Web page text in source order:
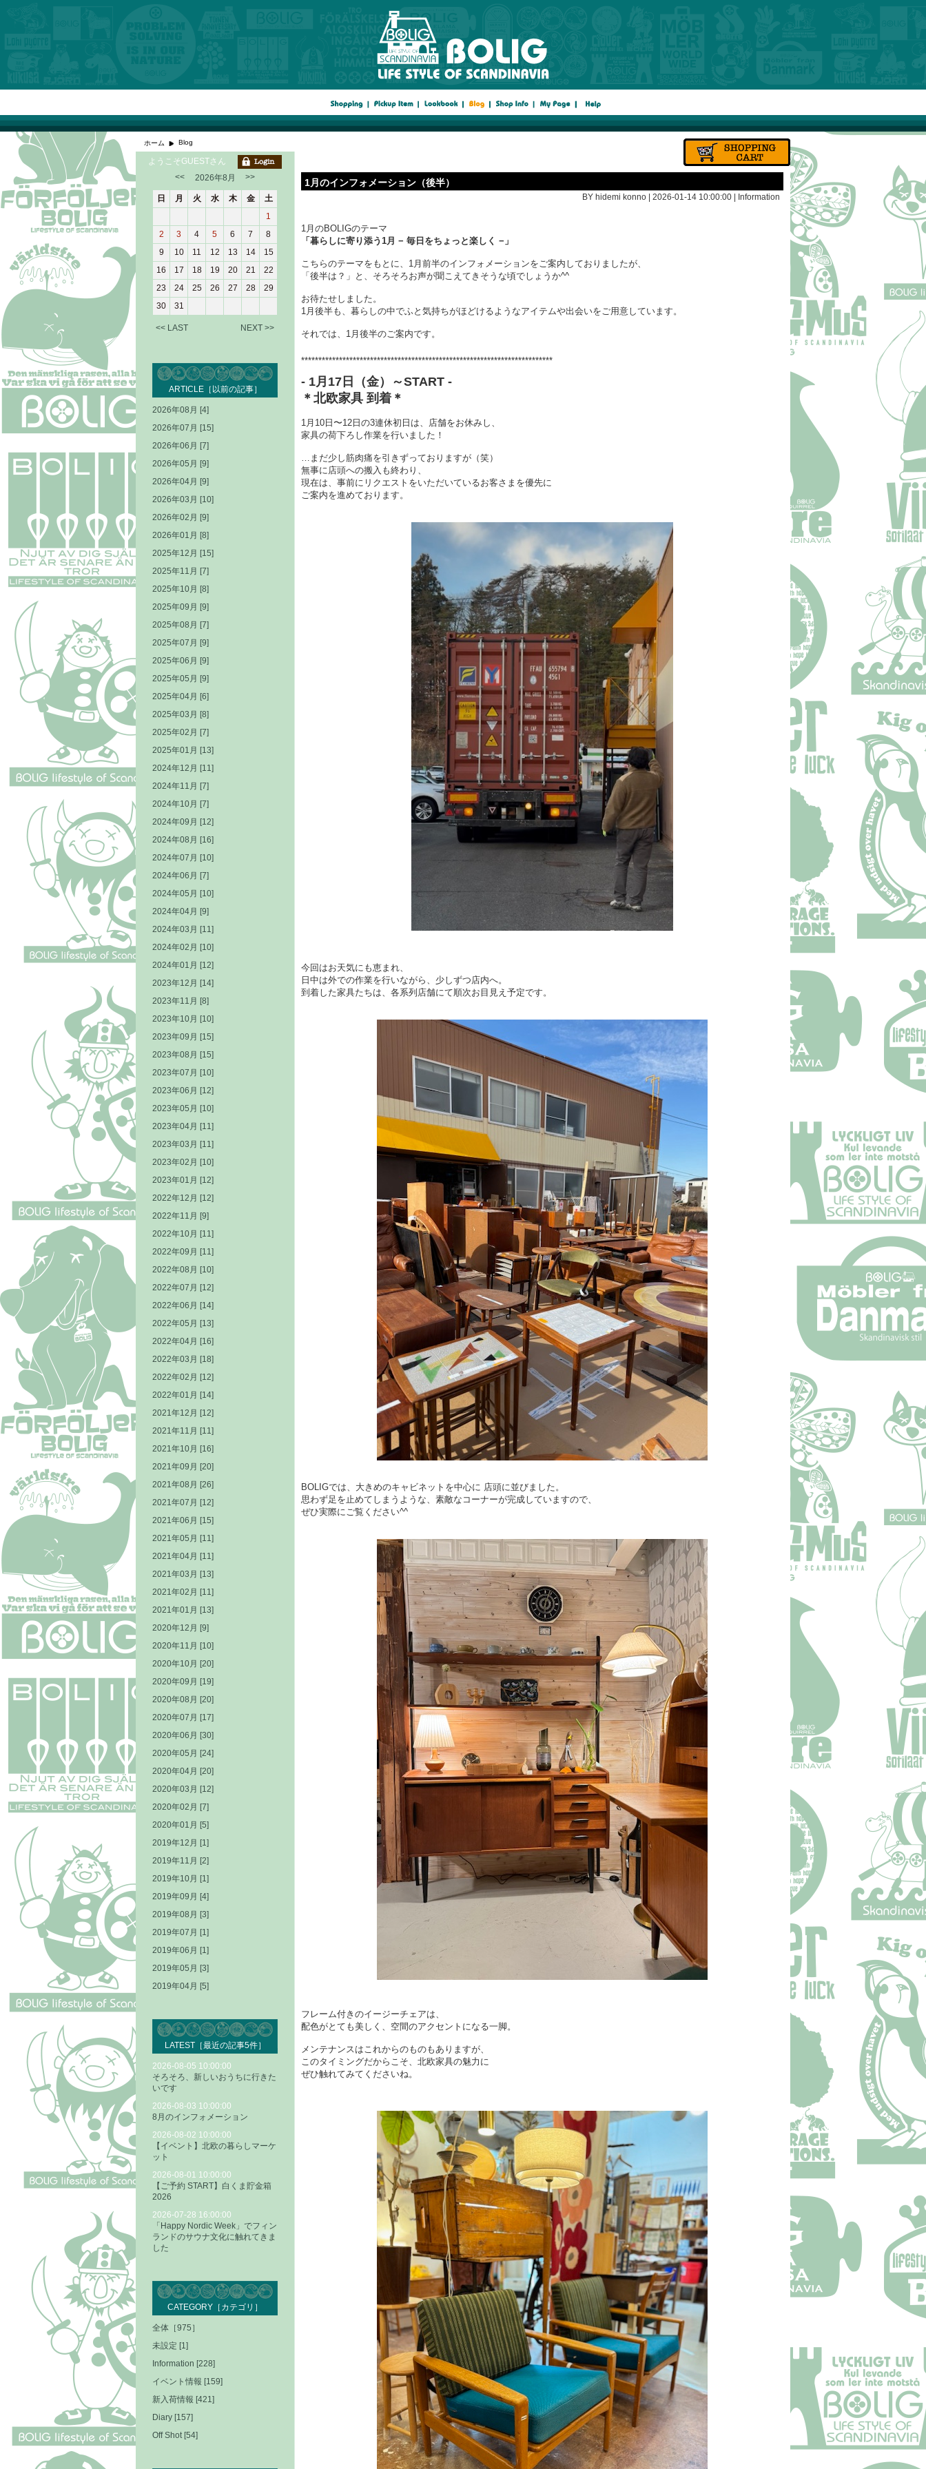
ホーム Blog
1月のインフォメーション（後半）
BY hidemi konno | 2026-01-14 10:00:00 | Information
1月のBOLIGのテーマ
「暮らしに寄り添う1月 − 毎日をちょっと楽しく −」
こちらのテーマをもとに、1月前半のインフォメーションをご案内しておりましたが、
「後半は？」と、そろそろお声が聞こえてきそうな頃でしょうか^^
お待たせしました。
1月後半も、暮らしの中でふと気持ちがほどけるようなアイテムや出会いをご用意しています。
それでは、1月後半のご案内です。
*************************************************************************
- 1月17日（金）～START -
＊ 北欧家具 到着 ＊
1月10日〜12日の3連休初日は、店舗をお休みし、
家具の荷下ろし作業を行いました！
…まだ少し筋肉痛を引きずっておりますが（笑）
無事に店頭への搬入も終わり、
現在は、事前にリクエストをいただいているお客さまを優先に
ご案内を進めております。
今回はお天気にも恵まれ、
日中は外での作業を行いながら、少しずつ店内へ。
到着した家具たちは、各系列店舗にて順次お目見え予定です。
BOLIGでは、大きめのキャビネットを中心に 店頭に並びました。
思わず足を止めてしまうような、素敵なコーナーが完成していますので、
ぜひ実際にご覧ください^^
フレーム付きのイージーチェアは、
配色がとても美しく、空間のアクセントになる一脚。
メンテナンスはこれからのものもありますが、
このタイミングだからこそ、北欧家具の魅力に
ぜひ触れてみてくださいね。
ようこそGUESTさん
<<
2026年8月 >>
日 月 火 水 木 金
土
1
2
3 4 5 6 7
8
9
10 11 12 13 14
15
16
17 18 19 20 21
22
23
24 25 26 27 28
29
30
31
<< LAST NEXT >>
ARTICLE［以前の記事］
2026年08月 [4]
2026年07月 [15]
2026年06月 [7]
2026年05月 [9]
2026年04月 [9]
2026年03月 [10]
2026年02月 [9]
2026年01月 [8]
2025年12月 [15]
2025年11月 [7]
2025年10月 [8]
2025年09月 [9]
2025年08月 [7]
2025年07月 [9]
2025年06月 [9]
2025年05月 [9]
2025年04月 [6]
2025年03月 [8]
2025年02月 [7]
2025年01月 [13]
2024年12月 [11]
2024年11月 [7]
2024年10月 [7]
2024年09月 [12]
2024年08月 [16]
2024年07月 [10]
2024年06月 [7]
2024年05月 [10]
2024年04月 [9]
2024年03月 [11]
2024年02月 [10]
2024年01月 [12]
2023年12月 [14]
2023年11月 [8]
2023年10月 [10]
2023年09月 [15]
2023年08月 [15]
2023年07月 [10]
2023年06月 [12]
2023年05月 [10]
2023年04月 [11]
2023年03月 [11]
2023年02月 [10]
2023年01月 [12]
2022年12月 [12]
2022年11月 [9]
2022年10月 [11]
2022年09月 [11]
2022年08月 [10]
2022年07月 [12]
2022年06月 [14]
2022年05月 [13]
2022年04月 [16]
2022年03月 [18]
2022年02月 [12]
2022年01月 [14]
2021年12月 [12]
2021年11月 [11]
2021年10月 [16]
2021年09月 [20]
2021年08月 [26]
2021年07月 [12]
2021年06月 [15]
2021年05月 [11]
2021年04月 [11]
2021年03月 [13]
2021年02月 [11]
2021年01月 [13]
2020年12月 [9]
2020年11月 [10]
2020年10月 [20]
2020年09月 [19]
2020年08月 [20]
2020年07月 [17]
2020年06月 [30]
2020年05月 [24]
2020年04月 [20]
2020年03月 [12]
2020年02月 [7]
2020年01月 [5]
2019年12月 [1]
2019年11月 [2]
2019年10月 [1]
2019年09月 [4]
2019年08月 [3]
2019年07月 [1]
2019年06月 [1]
2019年05月 [3]
2019年04月 [5]
LATEST［最近の記事5件］
2026-08-05 10:00:00
そろそろ、新しいおうちに行きた
いです
2026-08-03 10:00:00
8月のインフォメーション
2026-08-02 10:00:00
【イベント】北欧の暮らしマーケ
ット
2026-08-01 10:00:00
【ご予約 START】白くま貯金箱
2026
2026-07-28 16:00:00
「Happy Nordic Week」でフィン
ランドのサウナ文化に触れてきま
した
CATEGORY［カテゴリ］
全体［975］
未設定 [1]
Information [228]
イベント情報 [159]
新入荷情報 [421]
Diary [157]
Off Shot [54]